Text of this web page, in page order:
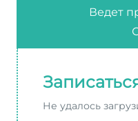
Ведет
Не удалось